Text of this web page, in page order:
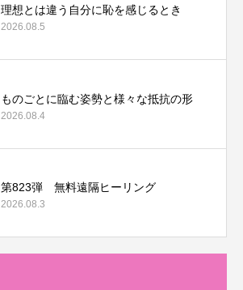
理想とは違う自分に恥を感じるとき
2026.08.5
ものごとに臨む姿勢と様々な抵抗の形
2026.08.4
第823弾 無料遠隔ヒーリング
2026.08.3